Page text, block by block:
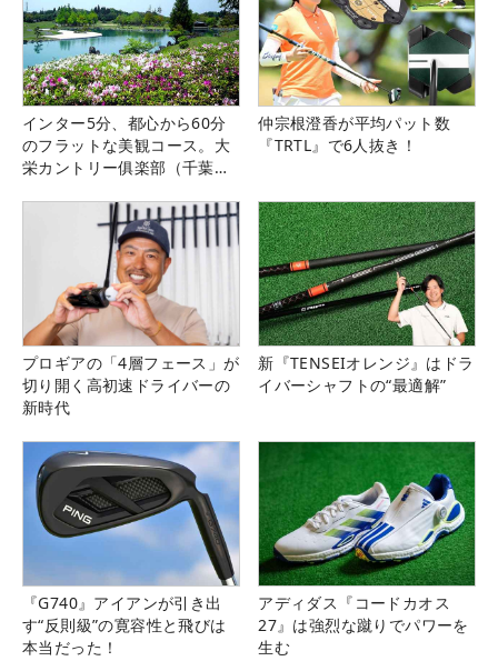
インター5分、都心から60分
のフラットな美観コース。大
栄カントリー俱楽部（千葉
仲宗根澄香が平均パット数
『TRTL』で6人抜き！
プロギアの「4層フェース」が
切り開く高初速ドライバーの
新時代
新『TENSEIオレンジ』はドラ
イバーシャフトの“最適解”
『G740』アイアンが引き出
す“反則級”の寛容性と飛びは
本当だった！
アディダス『コードカオス
27』は強烈な蹴りでパワーを
生む